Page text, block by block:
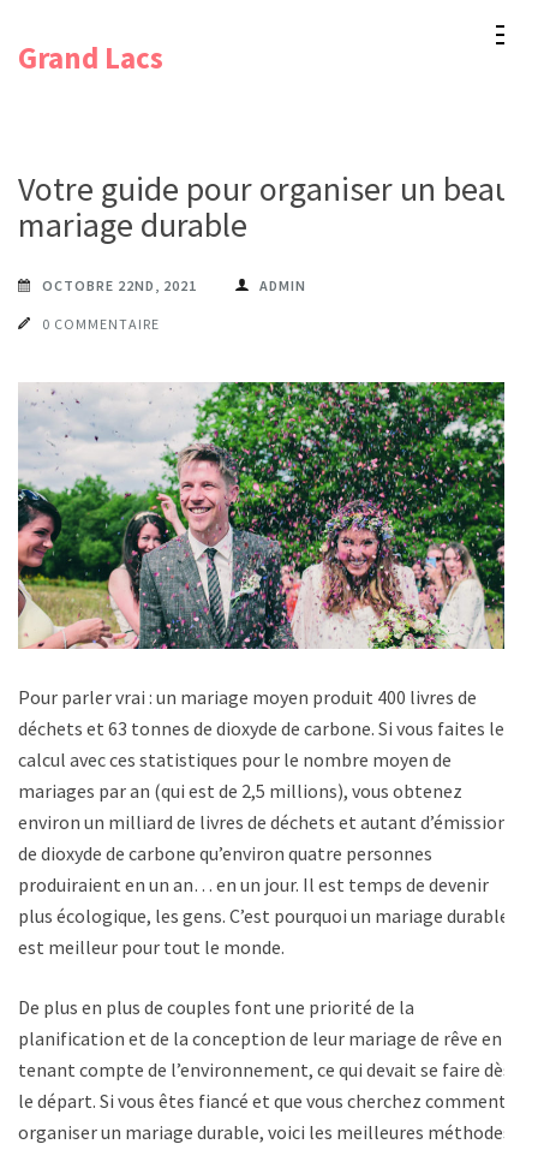
Grand Lacs
Votre guide pour organiser un beau
mariage durable
OCTOBRE 22ND, 2021 ADMIN
0 COMMENTAIRE
Pour parler vrai : un mariage moyen produit 400 livres de
déchets et 63 tonnes de dioxyde de carbone. Si vous faites le
calcul avec ces statistiques pour le nombre moyen de
mariages par an (qui est de 2,5 millions), vous obtenez
environ un milliard de livres de déchets et autant d’émissions
de dioxyde de carbone qu’environ quatre personnes
produiraient en un an… en un jour. Il est temps de devenir
plus écologique, les gens. C’est pourquoi un mariage durable
est meilleur pour tout le monde.
De plus en plus de couples font une priorité de la
planification et de la conception de leur mariage de rêve en
tenant compte de l’environnement, ce qui devait se faire dès
le départ. Si vous êtes fiancé et que vous cherchez comment
organiser un mariage durable, voici les meilleures méthodes